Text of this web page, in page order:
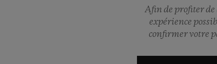
Afin de profiter
expérience
confirmer votre